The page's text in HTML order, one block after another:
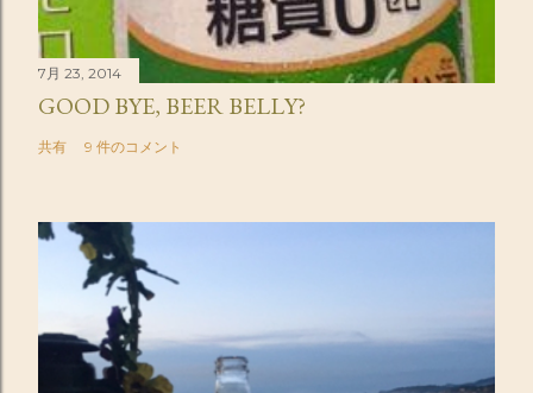
7月 23, 2014
GOOD BYE, BEER BELLY?
共有 9 件のコメント